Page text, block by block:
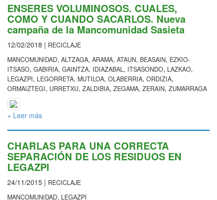
ENSERES VOLUMINOSOS. CUALES,
COMO Y CUANDO SACARLOS. Nueva
campaña de la Mancomunidad Sasieta
12/02/2018 | RECICLAJE
MANCOMUNIDAD, ALTZAGA, ARAMA, ATAUN, BEASAIN, EZKIO-
ITSASO, GABIRIA, GAINTZA, IDIAZABAL, ITSASONDO, LAZKAO,
LEGAZPI, LEGORRETA, MUTILOA, OLABERRIA, ORDIZIA,
ORMAIZTEGI, URRETXU, ZALDIBIA, ZEGAMA, ZERAIN, ZUMARRAGA
+ Leer más
CHARLAS PARA UNA CORRECTA
SEPARACIÓN DE LOS RESIDUOS EN
LEGAZPI
24/11/2015 | RECICLAJE
MANCOMUNIDAD, LEGAZPI